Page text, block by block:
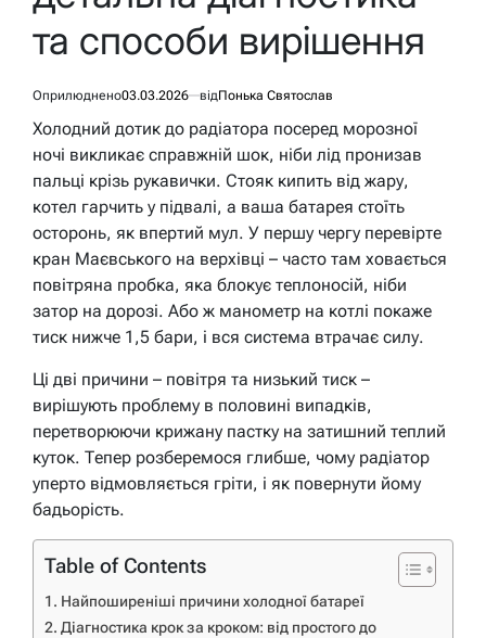
та способи вирішення
Оприлюднено03.03.2026 відПонька Святослав
Холодний дотик до радіатора посеред морозної
ночі викликає справжній шок, ніби лід пронизав
пальці крізь рукавички. Стояк кипить від жару,
котел гарчить у підвалі, а ваша батарея стоїть
осторонь, як впертий мул. У першу чергу перевірте
кран Маєвського на верхівці – часто там ховається
повітряна пробка, яка блокує теплоносій, ніби
затор на дорозі. Або ж манометр на котлі покаже
тиск нижче 1,5 бари, і вся система втрачає силу.
Ці дві причини – повітря та низький тиск –
вирішують проблему в половині випадків,
перетворюючи крижану пастку на затишний теплий
куток. Тепер розберемося глибше, чому радіатор
уперто відмовляється гріти, і як повернути йому
бадьорість.
Table of Contents
Найпоширеніші причини холодної батареї
Діагностика крок за кроком: від простого до